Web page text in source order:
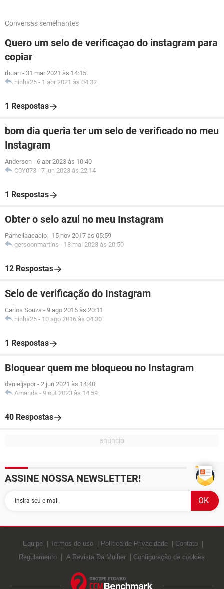
Conversas semelhantes
Quero um selo de verificaçao do instagram para
copiar
rhuan - 31 mar 2021 às 14:15
ninha25 - 1 abr 2021 às 04:32
1 Respostas
bom dia queria ter um selo de verificado no meu
Instagram
Anderson - 6 abr 2023 às 10:40
C0Y073 - 7 jun 2023 às 22:14
1 Respostas
Obter o selo azul no meu Instagram
Pamellaacacio - 15 nov 2017 às 05:59
gersoonmartins - 18 mai 2023 às 20:50
12 Respostas
Selo de verificação do Instagram
Carlos Souza - 9 ago 2016 às 20:11
ninha25 - 10 ago 2016 às 04:30
1 Respostas
Bloquear quem me bloqueou no Instagram
danieljapor - 2 jun 2021 às 14:40
Amanda - 9 out 2023 às 14:59
40 Respostas
ASSINE NOSSA NEWSLETTER!
Equipe Termos de uso Política de Privacidade
Contato
Regulamento
A Revista Da Mulher Configuração de cookies